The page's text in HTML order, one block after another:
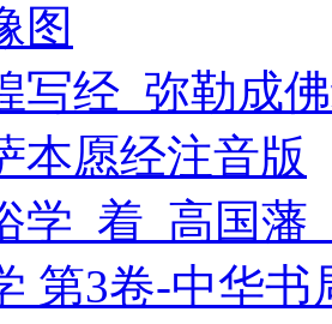
图
写经_弥勒成
本愿经注音版
学_着_高国藩
第3卷-中华书